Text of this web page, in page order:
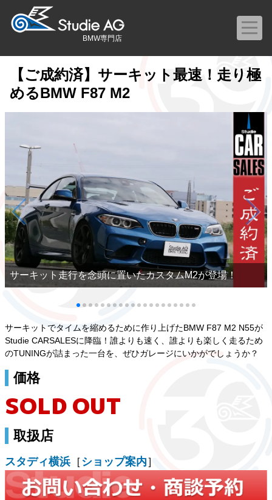
BMW専門店
【ご成約済】サーキット最速！走り極
めるBMW F87 M2
サーキット走行を念頭に置いたカスタムM2が登場！
サーキットでタイムを縮めるために作り上げたBMW F87 M2 N55が
Studie CARSALESに降臨！誰よりも速く、誰よりも楽しく走るため
のTUNINGが詰まった一台を、ぜひガレージにいかがでしょうか？
価格
SOLD OUT
取扱店
スタディ横浜［ショップ案内］